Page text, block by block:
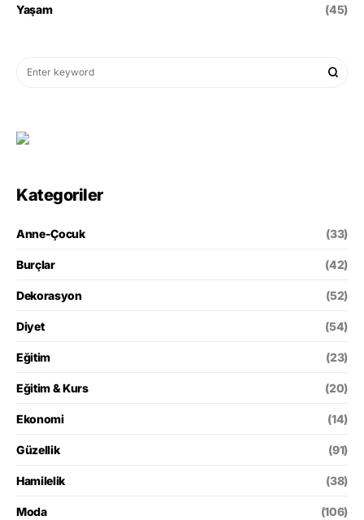
Yaşam (45)
Kategoriler
Anne-Çocuk (33)
Burçlar (42)
Dekorasyon (52)
Diyet (54)
Eğitim (23)
Eğitim & Kurs (20)
Ekonomi (14)
Güzellik (91)
Hamilelik (38)
Moda (106)